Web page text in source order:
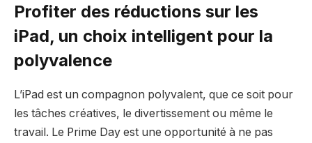
Profiter des réductions sur les
iPad, un choix intelligent pour la
polyvalence
L’iPad est un compagnon polyvalent, que ce soit pour
les tâches créatives, le divertissement ou même le
travail. Le Prime Day est une opportunité à ne pas